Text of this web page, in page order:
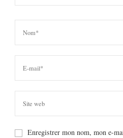
Enregistrer mon nom, mon e-